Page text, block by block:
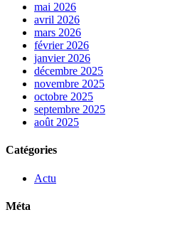
mai 2026
avril 2026
mars 2026
février 2026
janvier 2026
décembre 2025
novembre 2025
octobre 2025
septembre 2025
août 2025
Catégories
Actu
Méta